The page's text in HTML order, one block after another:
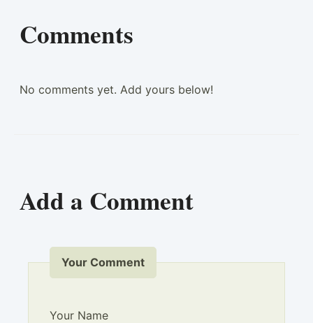
Comments
No comments yet. Add yours below!
Add a Comment
Your Comment
Your Name